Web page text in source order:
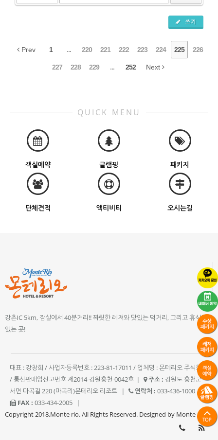
쓰기
Prev 1 ... 220 221 222 223 224 225 226
227 228 229 ... 252 Next
QUICK MENU
객실예약 글램핑 패키지
단체견적 액티비티 오시는길
강촌IC 5km, 잠실에서 40분거리!! 짜릿한 레져와 맛있는 먹거리, 그리고 휴식이
있는 곳!
대표 : 강창희 / 사업자등록번호 : 223-81-17011 / 업체명 : 몬테리오 주식회사
/ 통신판매업신고번호 제2014-강원홍천-0042호 | 주소 : 강원도 홍천군
서면 마곡길 220 (마곡리)몬테리오 리조트
| 연락처 : 033-436-1000
|
FAX : 033-434-2005
|
Copyright 2018,Monte rio. All Rights Reserved. Designed by Monte rio.